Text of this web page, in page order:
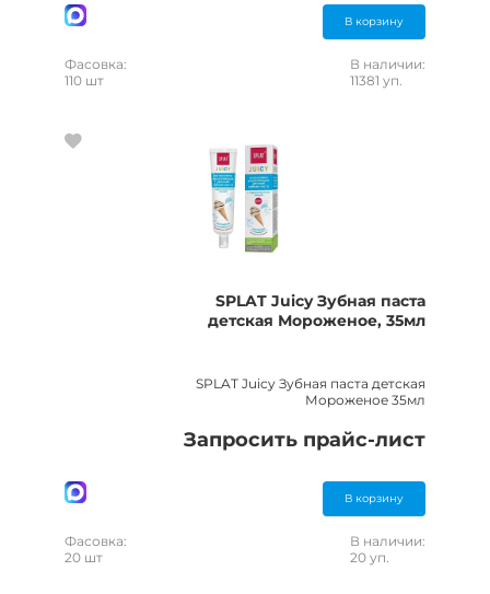
В корзину
Фасовка:
110 шт
В наличии:
11381 уп.
SPLAT Juicy Зубная паста
детская Мороженое, 35мл
SPLAT Juicy Зубная паста детская
Мороженое 35мл
Запросить прайс-лист
В корзину
Фасовка:
20 шт
В наличии:
20 уп.